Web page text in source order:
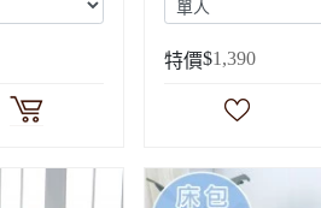
特價$1,390